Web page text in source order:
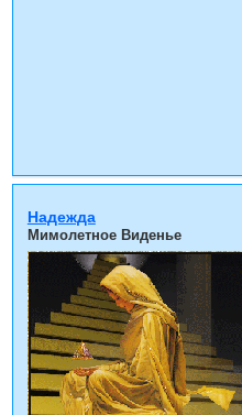
Надежда
Мимолетное Виденье